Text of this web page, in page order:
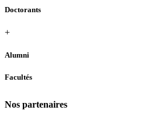
Doctorants
+
Alumni
Facultés
Nos partenaires